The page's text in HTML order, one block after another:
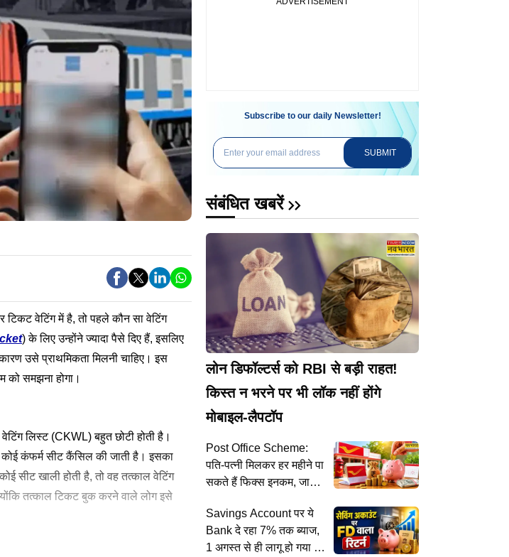
टिकट वेटिंग में है, तो पहले कौन सा वेटिंग
) के लिए उन्होंने ज्यादा पैसे दिए हैं, इसलिए
उसे प्राथमिकता मिलनी चाहिए। इस
को समझना होगा।
लिस्ट (CKWL) बहुत छोटी होती है।
कंफर्म सीट कैंसिल की जाती है। इसका
सीट खाली होती है, तो वह तत्काल वेटिंग
तत्काल टिकट बुक करने वाले लोग इसे
Subscribe to our daily Newsletter!
SUBMIT
संबंधित खबरें
लोन डिफॉल्टर्स को RBI से बड़ी राहत!
किस्त न भरने पर भी लॉक नहीं होंगे
मोबाइल-लैपटॉप
Post Office Scheme:
पति-पत्नी मिलकर हर महीने पा
सकते हैं फिक्स इनकम, जानें
Savings Account पर ये
Bank दे रहा 7% तक ब्याज,
1 अगस्त से ही लागू हो गया है